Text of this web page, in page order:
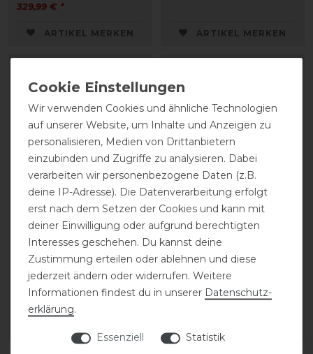
329,99 € *
ARTIKEL MERKEN ARTIKEL MERKEN
Dyon Plaited
geflochtene Trainings
Trense
Dyon geflochtene
Trense mit
kombiniertem
Reithalfter
329,99 € *
Wir verwenden Cookies und ähnliche Technologien
auf unserer Website, um Inhalte und Anzeigen zu
personalisieren, Medien von Drittanbietern
einzubinden und Zugriffe zu analysieren. Dabei
verarbeiten wir personenbezogene Daten (z.B.
deine IP-Adresse). Die Datenverarbeitung erfolgt
erst nach dem Setzen der Cookies und kann mit
deiner Einwilligung oder aufgrund berechtigten
Interesses geschehen. Du kannst deine
Zustimmung erteilen oder ablehnen und diese
jederzeit ändern oder widerrufen. Weitere
Informationen findest du in unserer Daten­schutz­
erklärung.
Essenziell
Statistik